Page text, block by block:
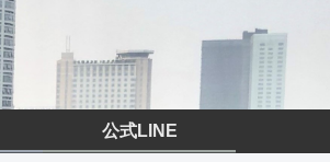
公式LINE